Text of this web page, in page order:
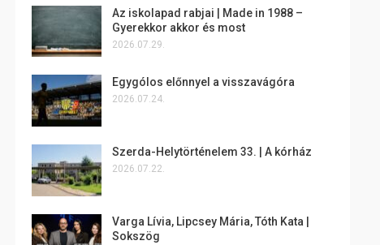
Az iskolapad rabjai | Made in 1988 –
Gyerekkor akkor és most
2026.07.29.
Egygólos előnnyel a visszavágóra
2026.07.24.
Szerda-Helytörténelem 33. | A kórház
2026.07.22.
Varga Lívia, Lipcsey Mária, Tóth Kata |
Sokszög